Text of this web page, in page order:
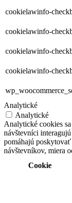
cookielawinfo-
cookielawinfo-
cookielawinfo-
cookielawinfo-
Analytické
Analytické
Analytické cookies
návštevníci
pomáhajú
návštevníkov, miera
Cookie